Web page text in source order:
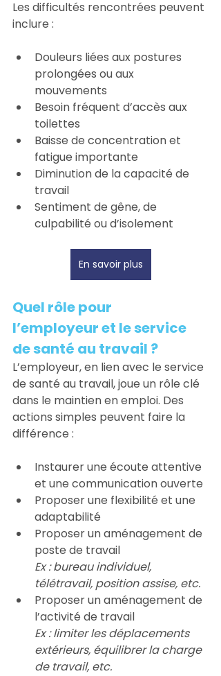
Les difficultés rencontrées peuvent
inclure :
Douleurs liées aux postures
prolongées ou aux
mouvements
Besoin fréquent d’accès aux
toilettes
Baisse de concentration et
fatigue importante
Diminution de la capacité de
travail
Sentiment de gêne, de
culpabilité ou d’isolement
En savoir plus
Quel rôle pour
l’employeur et le service
de santé au travail ?
L’employeur, en lien avec le service
de santé au travail, joue un rôle clé
dans le maintien en emploi. Des
actions simples peuvent faire la
différence :
Instaurer une écoute attentive
et une communication ouverte
Proposer une flexibilité et une
adaptabilité
Proposer un aménagement de
poste de travail
Ex : bureau individuel,
télétravail, position assise, etc.
Proposer un aménagement de
l’activité de travail
Ex : limiter les déplacements
extérieurs, équilibrer la charge
de travail, etc.